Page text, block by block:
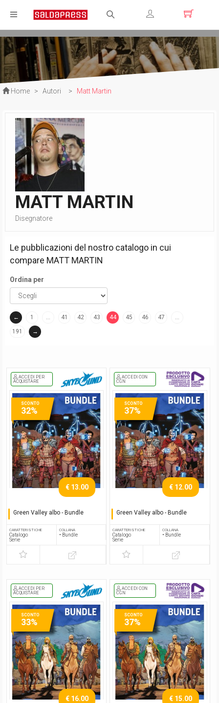
Registrati
Login
Home > Autori > Matt Martin
MATT MARTIN
Disegnatore
Le pubblicazioni del nostro catalogo in cui
compare MATT MARTIN
Ordina per
← 1 … 41 42 43
44
45 46 47 …
191 →
ACCEDI PER
ACQUISTARE
Green Valley albo - Bundle
€ 13.00
CARATTERISTICHE
Catalogo
Serie
COLLANA
• Bundle
SCONTO
32%
ACCEDI CON
CGN
Green Valley albo - Bundle
€ 12.00
CARATTERISTICHE
Catalogo
Serie
COLLANA
• Bundle
SCONTO
37%
ACCEDI PER
ACQUISTARE
€ 16.00
SCONTO
33%
ACCEDI CON
CGN
€ 15.00
SCONTO
37%